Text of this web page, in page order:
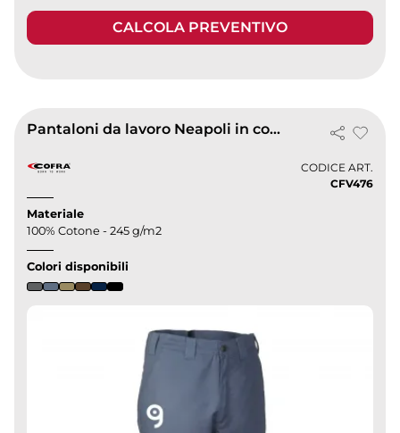
CALCOLA PREVENTIVO
Pantaloni da lavoro Neapoli in cotone resistente 100%
CODICE ART.
CFV476
Materiale
100% Cotone - 245 g/m2
Colori disponibili